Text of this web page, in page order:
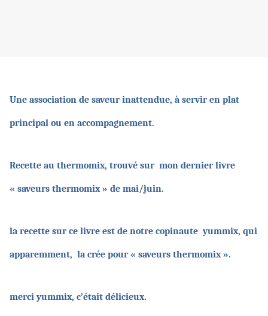
Une association de saveur inattendue, à servir en plat
principal ou en accompagnement.
Recette au thermomix, trouvé sur mon dernier livre
« saveurs thermomix » de mai/juin.
la recette sur ce livre est de notre copinaute yummix, qui
apparemment, la crée pour « saveurs thermomix ».
merci yummix, c’était délicieux.